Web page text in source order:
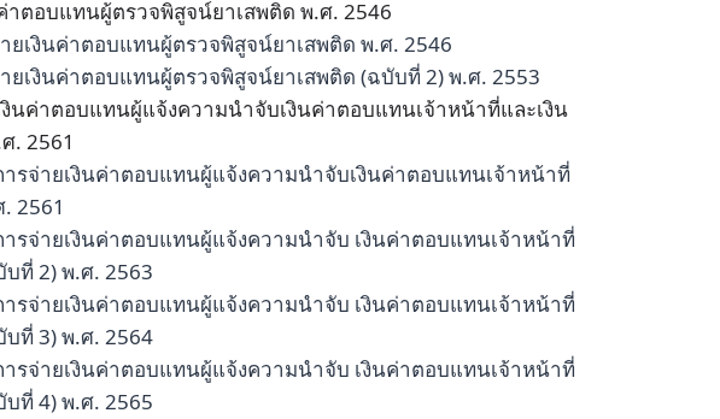
าตอบแทนผู้ตรวจพิสูจน์ยาเสพติด พ.ศ. 2546
ยเงินค่าตอบแทนผู้ตรวจพิสูจน์ยาเสพติด พ.ศ. 2546
ยเงินค่าตอบแทนผู้ตรวจพิสูจน์ยาเสพติด (ฉบับที่ 2) พ.ศ. 2553
นค่าตอบแทนผู้แจ้งความนำจับเงินค่าตอบแทนเจ้าหน้าที่และเงิน
2561
รจ่ายเงินค่าตอบแทนผู้แจ้งความนำจับเงินค่าตอบแทนเจ้าหน้าที่
2561
รจ่ายเงินค่าตอบแทนผู้แจ้งความนำจับ เงินค่าตอบแทนเจ้าหน้าที่
ที่ 2) พ.ศ. 2563
รจ่ายเงินค่าตอบแทนผู้แจ้งความนำจับ เงินค่าตอบแทนเจ้าหน้าที่
บที่ 3) พ.ศ. 2564
รจ่ายเงินค่าตอบแทนผู้แจ้งความนำจับ เงินค่าตอบแทนเจ้าหน้าที่
ที่ 4) พ.ศ. 2565